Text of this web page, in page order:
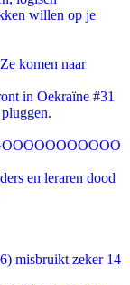
willen op je
komen naar
in Oekraïne #31
en leraren dood
misbruikt zeker 14